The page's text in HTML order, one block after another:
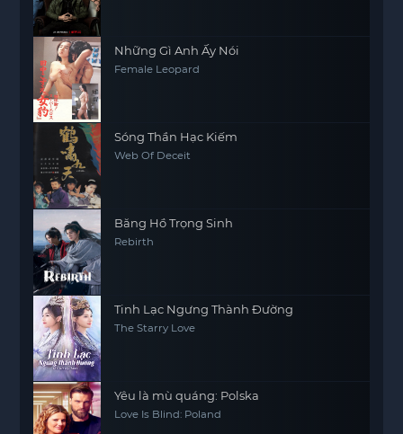
Những Gì Anh Ấy Nói
Female Leopard
Sóng Thần Hạc Kiếm
Web Of Deceit
Băng Hồ Trọng Sinh
Rebirth
Tinh Lạc Ngưng Thành Đường
The Starry Love
Yêu là mù quáng: Polska
Love Is Blind: Poland